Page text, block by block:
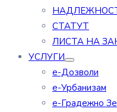
СТАТУТ
ЛИСТА НА
УСЛУГИ
е-Дозволи
е-Урбанизам
е-Градежно